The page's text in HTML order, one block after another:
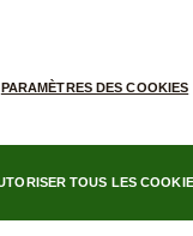
PARAMÈTRES DES COOKIES
TOUS LES